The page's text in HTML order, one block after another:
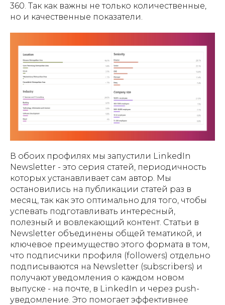
360. Так как важны не только количественные,
но и качественные показатели.
В обоих профилях мы запустили LinkedIn
Newsletter - это серия статей, периодичность
которых устанавливает сам автор. Мы
остановились на публикации статей раз в
месяц, так как это оптимально для того, чтобы
успевать подготавливать интересный,
полезный и вовлекающий контент. Статьи в
Newsletter объединены общей тематикой, и
ключевое преимущество этого формата в том,
что подписчики профиля (followers) отдельно
подписываются на Newsletter (subscribers) и
получают уведомления о каждом новом
выпуске - на почте, в LinkedIn и через push-
уведомление. Это помогает эффективнее